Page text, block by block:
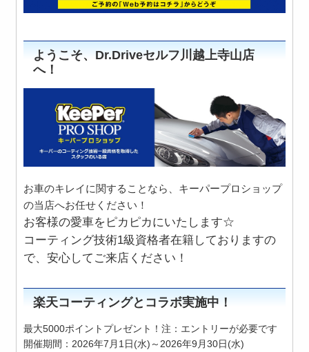
ようこそ、Dr.Driveセルフ川越上寺山店
へ！
お車のキレイに関することなら、キーパープロショップ
の当店へお任せください！
お客様の愛車をピカピカにいたします☆
コーティング技術1級資格者在籍しておりますの
で、安心してご来店ください！
楽天コーティングとコラボ実施中！
最大5000ポイントプレゼント！注：エントリーが必要です
開催期間：2026年7月1日(水)～2026年9月30日(水)